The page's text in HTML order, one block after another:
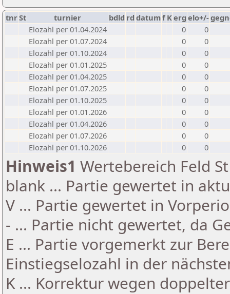
tnrSt turnier bdld rd datumf Kerg elo+/-
Elozahl per 01.04.2024
0
0
Elozahl per 01.07.2024
0
0
Elozahl per 01.10.2024
0
0
Elozahl per 01.01.2025
0
0
Elozahl per 01.04.2025
0
0
Elozahl per 01.07.2025
0
0
Elozahl per 01.10.2025
0
0
Elozahl per 01.01.2026
0
0
Elozahl per 01.04.2026
0
0
Elozahl per 01.07.2026
0
0
Elozahl per 01.10.2026
0 0
Hinweis1 Wertebereich Feld
blank ... Partie gewertet in
V ... Partie gewertet in
- ... Partie nicht gewertet, da
E ... Partie vorgemerkt zur
Einstiegselozahl in der
K ... Korrektur wegen